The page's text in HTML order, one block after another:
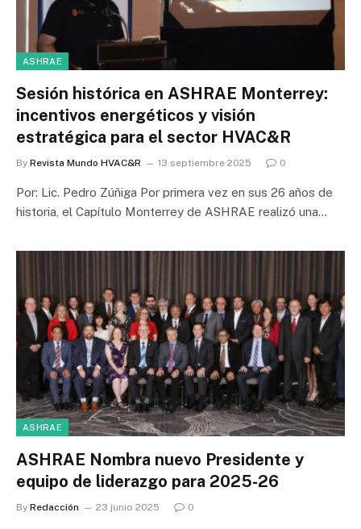
ASHRAE
Sesión histórica en ASHRAE Monterrey:
incentivos energéticos y visión
estratégica para el sector HVAC&R
By Revista Mundo HVAC&R 13 septiembre 2025 0
Por: Lic. Pedro Zúñiga Por primera vez en sus 26 años de
historia, el Capítulo Monterrey de ASHRAE realizó una…
ASHRAE
ASHRAE Nombra nuevo Presidente y
equipo de liderazgo para 2025-26
By Redacción 23 junio 2025 0